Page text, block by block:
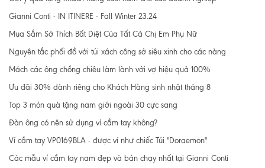
Gianni Conti - IN ITINERE - Fall Winter 23.24
Mua Sắm Sở Thích Bất Diệt Của Tất Cả Chị Em Phụ Nữ
Nguyên tắc phối đồ với túi xách công sở siêu xinh cho các nàng
Mách các ông chồng chiêu làm lành với vợ hiệu quả 100%
Ưu đãi 30% dành riêng cho Khách Hàng sinh nhật tháng 8
Top 3 món quà tặng nam giới ngoài 30 cực sang
Đàn ông có nên sử dụng ví cầm tay không?
Ví cầm tay VP0169BLA - được ví như chiếc Túi "Doraemon"
Các mẫu ví cầm tay nam đẹp và bán chạy nhất tại Gianni Conti